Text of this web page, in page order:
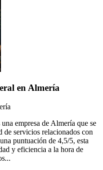
en Almería
empresa de Almería que se
de servicios relacionados con
puntuación de 4,5/5, esta
y eficiencia a la hora de